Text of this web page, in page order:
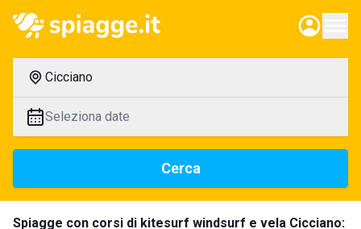
Cicciano
Seleziona date
Cerca
Spiagge con corsi di kitesurf windsurf e vela Cicciano: